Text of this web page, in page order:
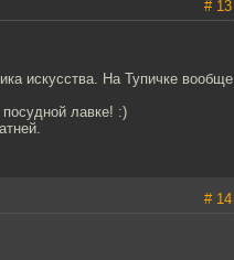
# 13
искусства. На Тупичке вообще
лавке! :)
# 14